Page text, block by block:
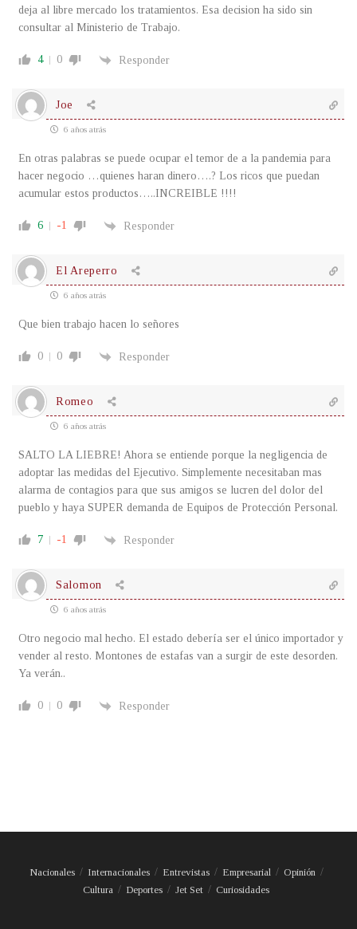
deja al libre mercado los tratamientos. Esa decision ha sido sin
consultar al Ministerio de Trabajo.
4 0 Responder
Joe
6 años atrás
En otras palabras se puede ocupar el temor de a la pandemia para
hacer negocio …quienes haran dinero….? Los ricos que puedan
acumular estos productos…..INCREIBLE !!!!
6 -1 Responder
El Areperro
6 años atrás
Que bien trabajo hacen lo señores
0 0 Responder
Romeo
6 años atrás
SALTO LA LIEBRE! Ahora se entiende porque la negligencia de
adoptar las medidas del Ejecutivo. Simplemente necesitaban mas
alarma de contagios para que sus amigos se lucren del dolor del
pueblo y haya SUPER demanda de Equipos de Protección Personal.
7 -1 Responder
Salomon
6 años atrás
Otro negocio mal hecho. El estado debería ser el único importador y
vender al resto. Montones de estafas van a surgir de este desorden.
Ya verán..
0 0 Responder
Nacionales Internacionales Entrevistas Empresarial
Opinión
Cultura
Deportes Jet Set Curiosidades